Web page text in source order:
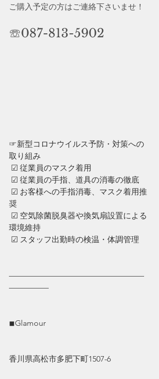
ご購入予定の方はご連絡下さいませ！
☏087-813-5902
☞新型コロナウイルス予防・対策への
取り組み
☑︎ 従業員のマスク着用
☑︎ ︎従業員の手指、道具の消毒の徹底
奨
環境維持
☑︎ ︎スタッフ出勤時の検温・体調管理
—————————————————
—————
◾︎Glamour
香川県高松市多肥下町1507-6